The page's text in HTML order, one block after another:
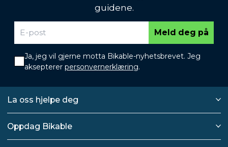
guidene.
Meld deg på
Ja, jeg vil gjerne motta Bikable-nyhetsbrevet. Jeg
aksepterer personvernerklæring.
La oss hjelpe deg
Oppdag Bikable